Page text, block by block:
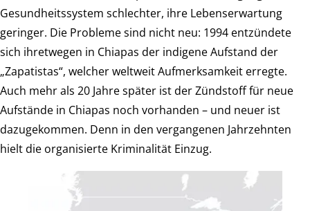
Gesundheitssystem schlechter, ihre Lebenserwartung
geringer. Die Probleme sind nicht neu: 1994 entzündete
sich ihretwegen in Chiapas der indigene Aufstand der
„Zapatistas“, welcher weltweit Aufmerksamkeit erregte.
Auch mehr als 20 Jahre später ist der Zündstoff für neue
Aufstände in Chiapas noch vorhanden – und neuer ist
dazugekommen. Denn in den vergangenen Jahrzehnten
hielt die organisierte Kriminalität Einzug.